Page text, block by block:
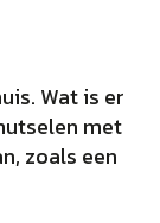
Wat is er
met
zoals een